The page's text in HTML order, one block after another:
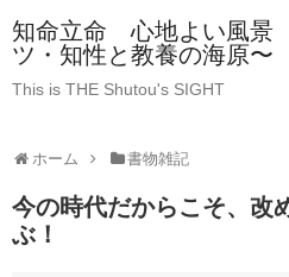
知命立命 心地よい風景
ツ・知性と教養の海原〜
This is THE Shutou's SIGHT
ホーム 書物雑記
今の時代だからこそ、改
ぶ！